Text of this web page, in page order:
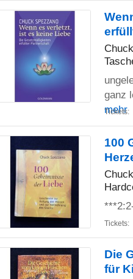
ganz
mehr
Tickets:
100
Tickets:
Die
für